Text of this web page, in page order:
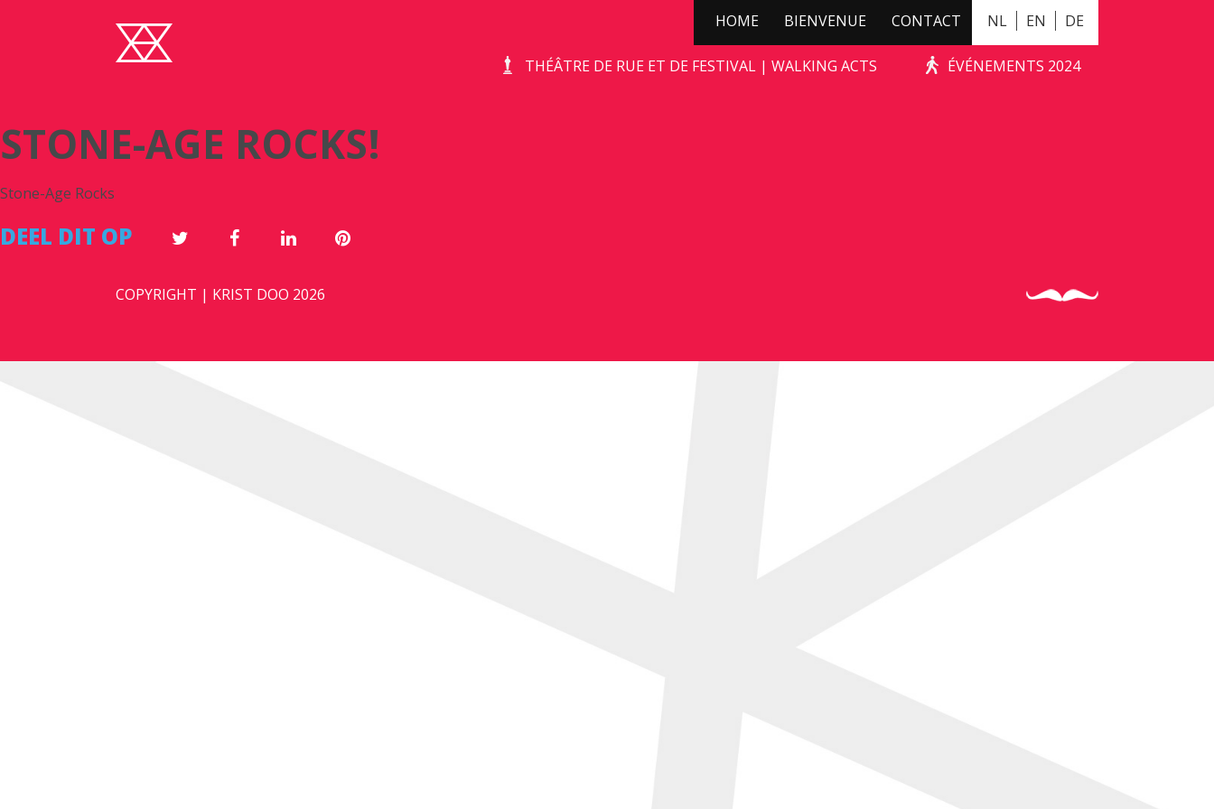
NL EN DE
HOME BIENVENUE CONTACT
THÉÂTRE DE RUE ET DE FESTIVAL | WALKING ACTS ÉVÉNEMENTS 2024
STONE-AGE ROCKS!
STONE-AGE ROCKS!
Stone-Age Rocks
DEEL DIT OP
COPYRIGHT | KRIST DOO 2026